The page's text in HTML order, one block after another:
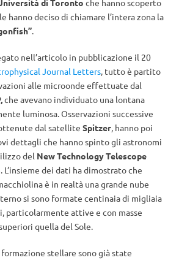
di Toronto che hanno scoperto
hanno deciso di chiamare l’intera zona la
.
nell’articolo in pubblicazione il 20
Journal Letters, tutto è partito
alle microonde effettuate dal
che avevano individuato una lontana
luminosa. Osservazioni successive
dal satellite Spitzer, hanno poi
dettagli che hanno spinto gli astronomi
del New Technology Telescope
L’insieme dei dati ha dimostrato che
è in realtà una grande nube
si sono formate centinaia di migliaia
particolarmente attive e con masse
quella del Sole.
stellare sono già state